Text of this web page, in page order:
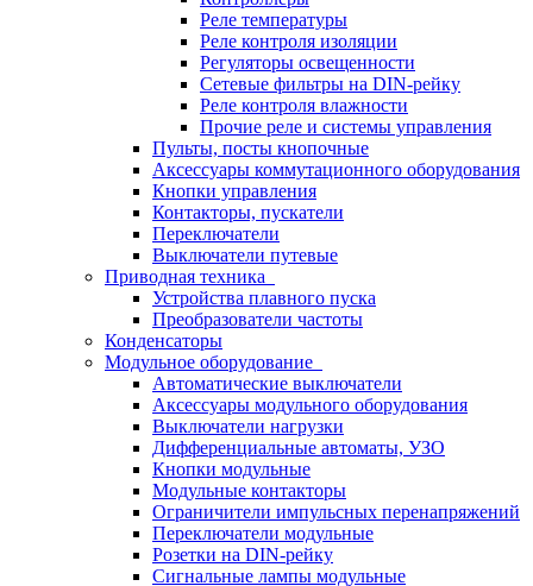
Реле температуры
Реле контроля изоляции
Регуляторы освещенности
Сетевые фильтры на DIN-рейку
Реле контроля влажности
Прочие реле и системы управления
Пульты, посты кнопочные
Аксессуары коммутационного оборудования
Кнопки управления
Контакторы, пускатели
Переключатели
Выключатели путевые
Приводная техника
Устройства плавного пуска
Преобразователи частоты
Конденсаторы
Модульное оборудование
Автоматические выключатели
Аксессуары модульного оборудования
Выключатели нагрузки
Дифференциальные автоматы, УЗО
Кнопки модульные
Модульные контакторы
Ограничители импульсных перенапряжений
Переключатели модульные
Розетки на DIN-рейку
Сигнальные лампы модульные